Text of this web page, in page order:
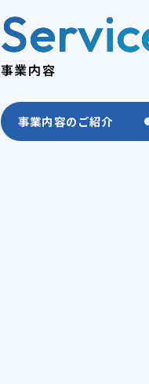
事業内容
事業内容のご紹介